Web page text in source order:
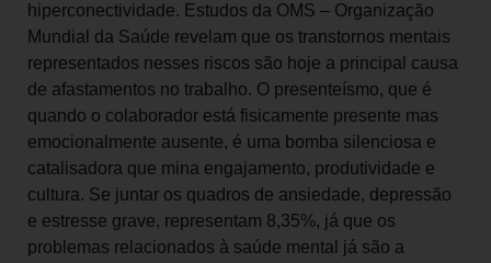
hiperconectividade. Estudos da OMS – Organização
Mundial da Saúde revelam que os transtornos mentais
representados nesses riscos são hoje a principal causa
de afastamentos no trabalho. O presenteísmo, que é
quando o colaborador está fisicamente presente mas
emocionalmente ausente, é uma bomba silenciosa e
catalisadora que mina engajamento, produtividade e
cultura. Se juntar os quadros de ansiedade, depressão
e estresse grave, representam 8,35%, já que os
problemas relacionados à saúde mental já são a